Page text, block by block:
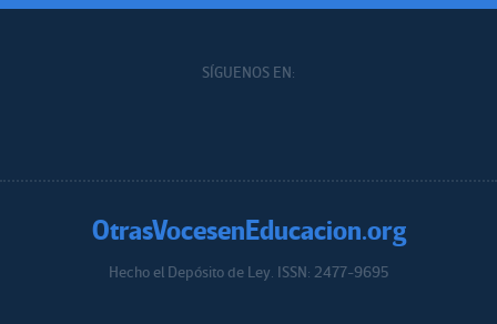
SÍGUENOS EN:
OtrasVocesenEducacion.org
Hecho el Depósito de Ley. ISSN: 2477-9695